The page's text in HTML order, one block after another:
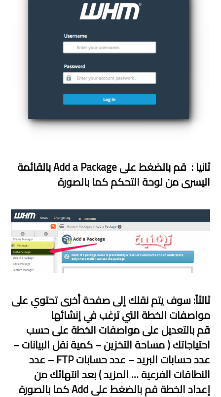
ثانيا : قم بالضغط على Add a Package بالقائمة
اليسرى من لوحة التحكم كما بالصورة
ثالثاً: سوف يتم نقلك إلى صفحة أخرى تحتوي على
مواصفات الخطة التي ترغب في إنشائها
قم بالتعديل على مواصفات الخطة على حسب
احتياجاتك ( مساحة التخزين – كمية نقل البيانات –
عدد حسابات البريد – عدد حسابات FTP – عدد
النطاقات الفرعية … المزيد ) بعد انتهائك من
إعداد الخطة قم بالضغط على Add كما بالصورة